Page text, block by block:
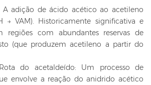
A adição de ácido acético ao acetileno
→ VAM). Historicamente significativa e
regiões com abundantes reservas de
(que produzem acetileno a partir do
Rota do acetaldeído: Um processo de
envolve a reação do anidrido acético